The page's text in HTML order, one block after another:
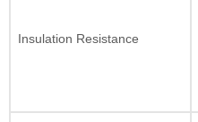
Insulation Resistance